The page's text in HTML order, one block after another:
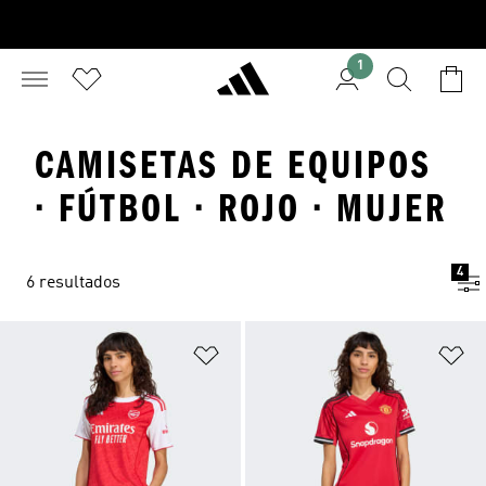
1
CAMISETAS DE EQUIPOS
· FÚTBOL · ROJO · MUJER
6 resultados
4
Añadir a la lista de deseos